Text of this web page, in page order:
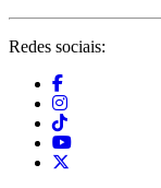
Redes sociais: